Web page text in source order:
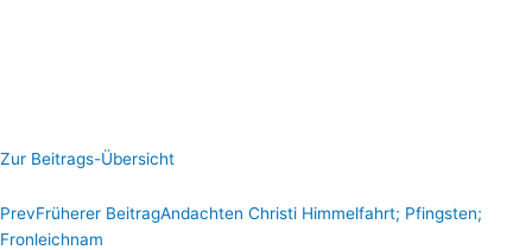
Zur Beitrags-Übersicht
PrevFrüherer BeitragAndachten Christi Himmelfahrt; Pfingsten;
Fronleichnam